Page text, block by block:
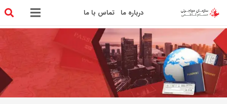
درباره ما تماس با ما